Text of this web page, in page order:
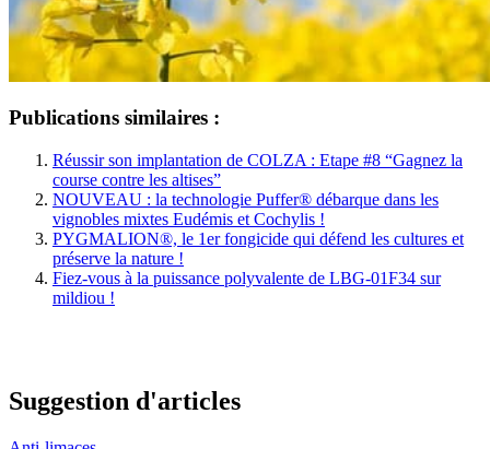
Publications similaires :
Réussir son implantation de COLZA : Etape #8 “Gagnez la
course contre les altises”
NOUVEAU : la technologie Puffer® débarque dans les
vignobles mixtes Eudémis et Cochylis !
PYGMALION®, le 1er fongicide qui défend les cultures et
préserve la nature !
Fiez-vous à la puissance polyvalente de LBG-01F34 sur
mildiou !
Suggestion d'articles